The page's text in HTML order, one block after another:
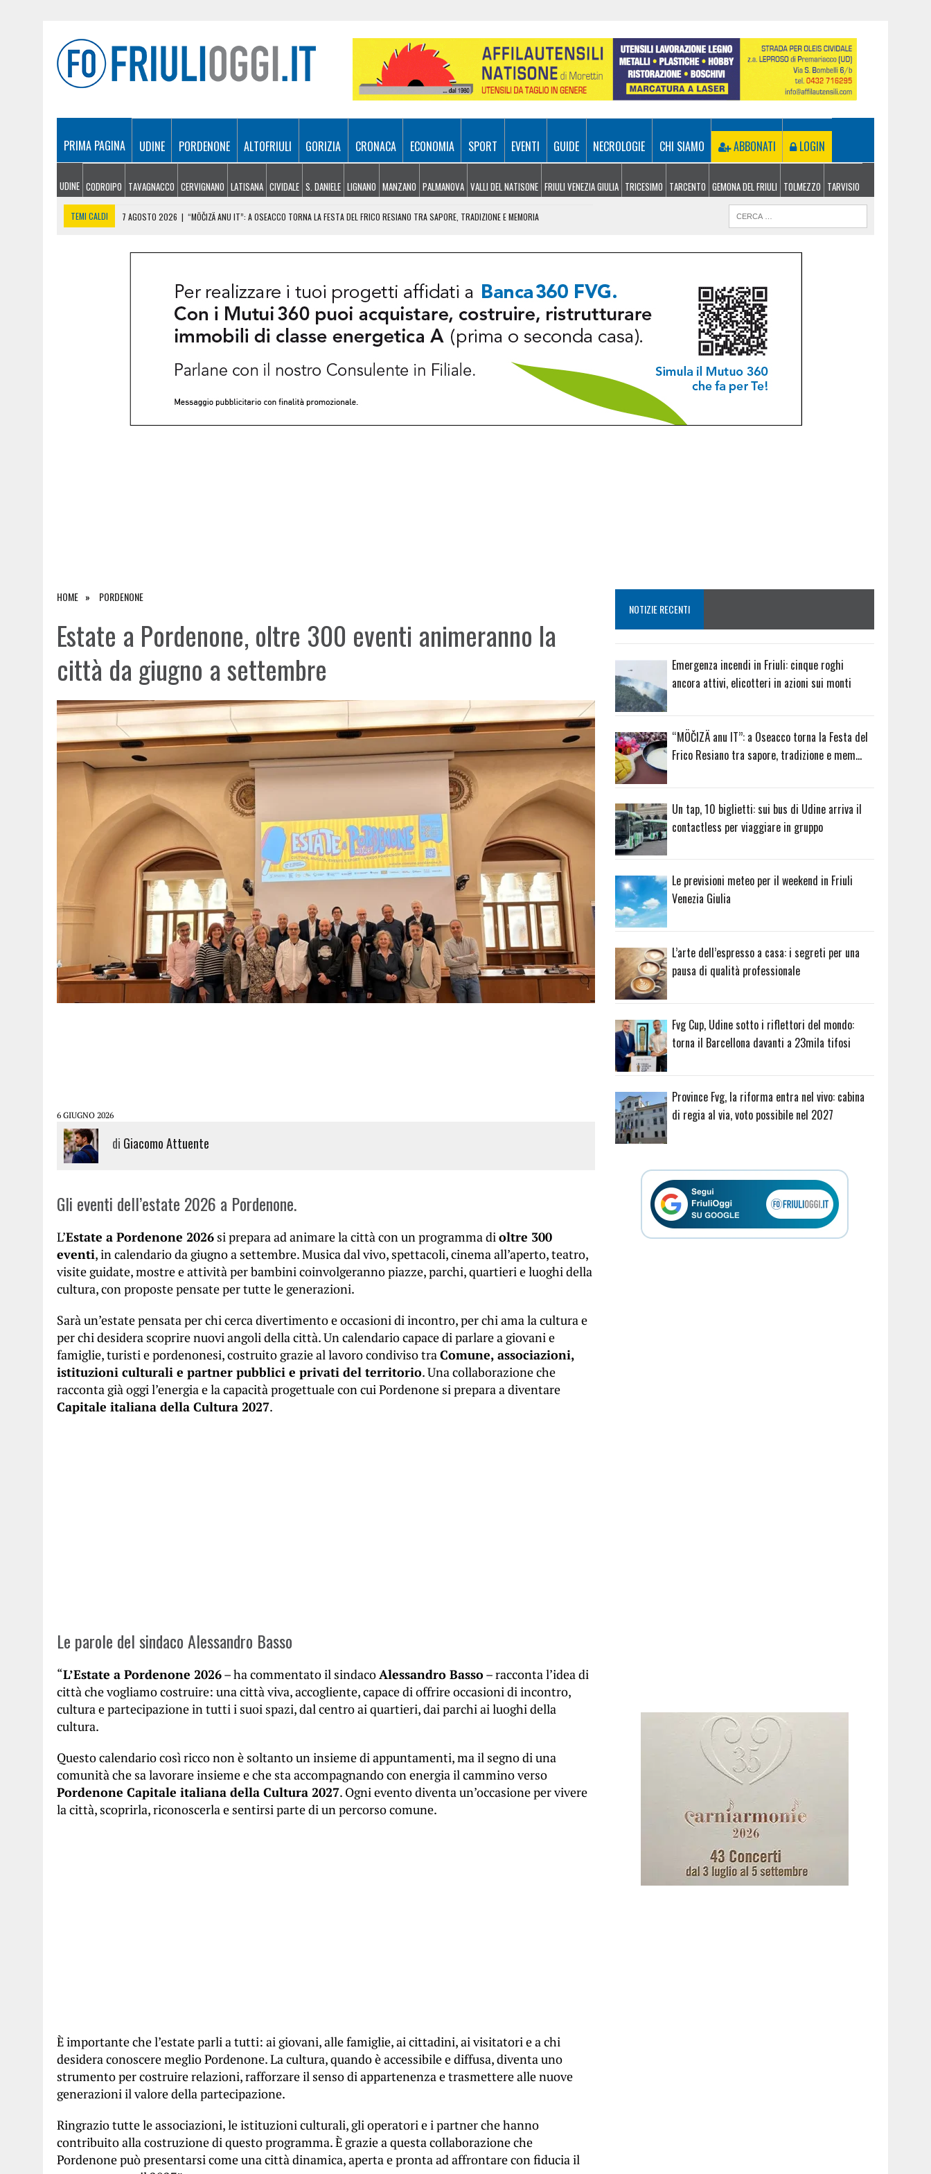
PRIMA PAGINA UDINE PORDENONE ALTOFRIULI GORIZIA CRONACA ECONOMIA SPORT EVENTI GUIDE NECROLOGIE CHI SIAMO ABBONATI LOGIN
UDINE CODROIPO TAVAGNACCO CERVIGNANO LATISANA CIVIDALE S. DANIELE LIGNANO MANZANO PALMANOVA VALLI DEL NATISONE FRIULI VENEZIA GIULIA TRICESIMO TARCENTO GEMONA DEL FRIULI TOLMEZZO TARVISIO
TEMI CALDI 7 AGOSTO 2026 | “MÖČIZÄ ANU IT”: A OSEACCO TORNA LA FESTA DEL FRICO RESIANO TRA SAPORE, TRADIZIONE E MEMORIA
L’ARTE DELL’ESPRESSO A CASA: I SEGRETI PER UNA PAUSA DI QUALITÀ PROFESSIONALE
EMERGENZA INCENDI IN FRIULI: CINQUE ROGHI ANCORA ATTIVI, ELICOTTERI IN AZIONI SUI MONTI
HOME PORDENONE
Estate a Pordenone, oltre 300 eventi animeranno la
città da giugno a settembre
6 GIUGNO 2026
di Giacomo Attuente
Gli eventi dell’estate 2026 a Pordenone.
L’Estate a Pordenone 2026 si prepara ad animare la città con un programma dioltre 300
eventi, in calendario da giugno a settembre. Musica dal vivo, spettacoli, cinema all’aperto, teatro,
visite guidate, mostre e attività per bambini coinvolgeranno piazze, parchi, quartieri e luoghi della
cultura, con proposte pensate per tutte le generazioni.
Sarà un’estate pensata per chi cerca divertimento e occasioni di incontro, per chi ama la cultura e
per chi desidera scoprire nuovi angoli della città. Un calendario capace di parlare a giovani e
famiglie, turisti e pordenonesi, costruito grazie al lavoro condiviso traComune, associazioni,
istituzioni culturali e partner pubblici e privati del territorio. Una collaborazione che
racconta già oggi l’energia e la capacità progettuale con cui Pordenone si prepara a diventare
Capitale italiana della Cultura 2027.
Le parole del sindaco Alessandro Basso
“L’Estate a Pordenone 2026– ha commentato il sindacoAlessandro Basso– racconta l’idea di
città che vogliamo costruire: una città viva, accogliente, capace di offrire occasioni di incontro,
cultura e partecipazione in tutti i suoi spazi, dal centro ai quartieri, dai parchi ai luoghi della
cultura.
Questo calendario così ricco non è soltanto un insieme di appuntamenti, ma il segno di una
comunità che sa lavorare insieme e che sta accompagnando con energia il cammino verso
Pordenone Capitale italiana della Cultura 2027. Ogni evento diventa un’occasione per vivere
la città, scoprirla, riconoscerla e sentirsi parte di un percorso comune.
È importante che l’estate parli a tutti: ai giovani, alle famiglie, ai cittadini, ai visitatori e a chi
desidera conoscere meglio Pordenone. La cultura, quando è accessibile e diffusa, diventa uno
strumento per costruire relazioni, rafforzare il senso di appartenenza e trasmettere alle nuove
generazioni il valore della partecipazione.
Ringrazio tutte le associazioni, le istituzioni culturali, gli operatori e i partner che hanno
contribuito alla costruzione di questo programma. È grazie a questa collaborazione che
Pordenone può presentarsi come una città dinamica, aperta e pronta ad affrontare con fiducia il
NOTIZIE RECENTI
Emergenza incendi in Friuli: cinque roghi
ancora attivi, elicotteri in azioni sui monti
“MÖČIZÄ anu IT”: a Oseacco torna la Festa del
Frico Resiano tra sapore, tradizione e mem…
Un tap, 10 biglietti: sui bus di Udine arriva il
contactless per viaggiare in gruppo
Le previsioni meteo per il weekend in Friuli
Venezia Giulia
L’arte dell’espresso a casa: i segreti per una
pausa di qualità professionale
Fvg Cup, Udine sotto i riflettori del mondo:
torna il Barcellona davanti a 23mila tifosi
Province Fvg, la riforma entra nel vivo: cabina
di regia al via, voto possibile nel 2027